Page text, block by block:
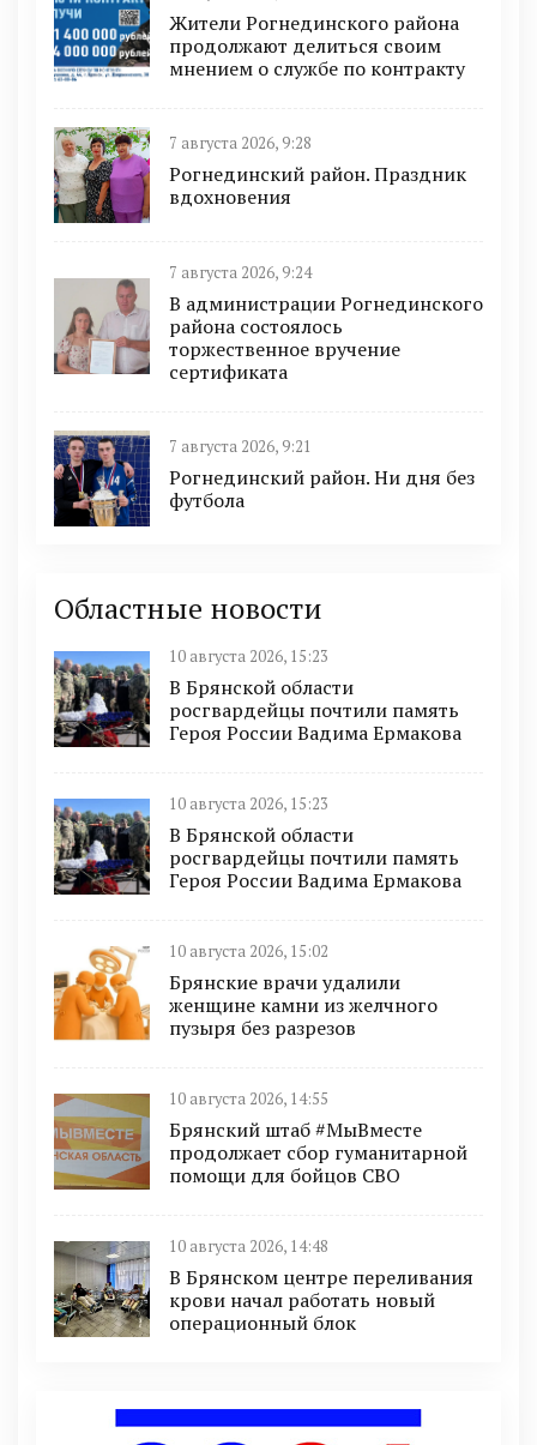
Жители Рогнединского района
продолжают делиться своим
мнением о службе по контракту
7 августа 2026, 9:28
Рогнединский район. Праздник
вдохновения
7 августа 2026, 9:24
В администрации Рогнединского
района состоялось
торжественное вручение
сертификата
7 августа 2026, 9:21
Рогнединский район. Ни дня без
футбола
Областные новости
10 августа 2026, 15:23
В Брянской области
росгвардейцы почтили память
Героя России Вадима Ермакова
10 августа 2026, 15:23
В Брянской области
росгвардейцы почтили память
Героя России Вадима Ермакова
10 августа 2026, 15:02
Брянские врачи удалили
женщине камни из желчного
пузыря без разрезов
10 августа 2026, 14:55
Брянский штаб #МыВместе
продолжает сбор гуманитарной
помощи для бойцов СВО
10 августа 2026, 14:48
В Брянском центре переливания
крови начал работать новый
операционный блок